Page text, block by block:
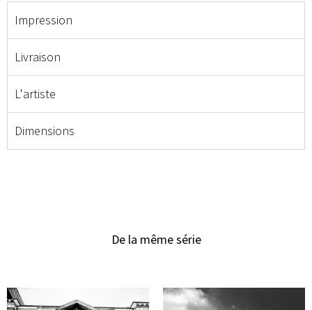
Impression
Livraison
L'artiste
Dimensions
De la même série